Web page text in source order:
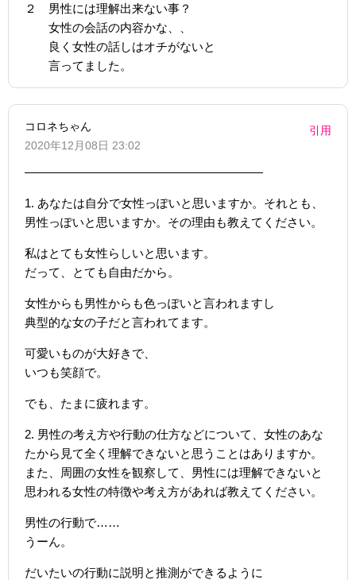
２ 男性には理解出来ない事？
女性の会話の内容かな、、
良く女性の話しはオチがないと
言ってました。
コロネちゃん
2020年12月08日 23:02
引用
————————————————————
1. あなたは自分で女性っぽいと思いますか。それとも、
男性っぽいと思いますか。その理由も教えてください。
私はとても女性らしいと思います。
だって、とても自由だから。
女性からも男性からも色っぽいと言われますし
典型的な女の子だと言われてます。
可愛いものが大好きで、
いつも笑顔で。
でも、たまに疲れます。
2. 男性の考え方や行動の仕方などについて、女性のあな
たから見て全く理解できないと思うことはありますか。
また、周囲の女性を観察して、男性には理解できないと
思われる女性の特徴や考え方があれば教えてください。
男性の行動で……
うーん。
だいたいの行動に説明と推測ができるように